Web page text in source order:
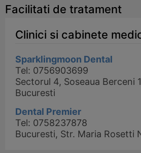
Facilitati de tratament
Clinici si cabinete
Sparklingmoon Dental
Tel: 0756903699
Sectorul 4, Soseaua Berceni
Bucuresti
Dental Premier
Tel: 0758237878
Bucuresti, Str. Maria Rosetti